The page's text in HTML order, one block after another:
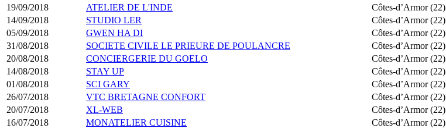
19/09/2018
ATELIER DE L'INDE Côtes-d’Armor (22)
14/09/2018
STUDIO LER Côtes-d’Armor (22)
05/09/2018
GWEN HA DI Côtes-d’Armor (22)
31/08/2018
SOCIETE CIVILE LE PRIEURE DE POULANCRE Côtes-d’Armor (22)
20/08/2018
CONCIERGERIE DU GOELO Côtes-d’Armor (22)
14/08/2018
STAY UP Côtes-d’Armor (22)
01/08/2018
SCI GARY Côtes-d’Armor (22)
26/07/2018
VTC BRETAGNE CONFORT Côtes-d’Armor (22)
20/07/2018
XL-WEB Côtes-d’Armor (22)
16/07/2018
MONATELIER CUISINE Côtes-d’Armor (22)